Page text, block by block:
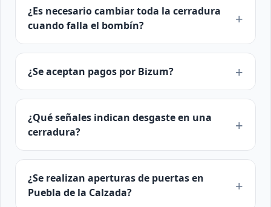
¿Es necesario cambiar toda la cerradura
cuando falla el bombín?
¿Se aceptan pagos por Bizum?
¿Qué señales indican desgaste en una
cerradura?
¿Se realizan aperturas de puertas en
Puebla de la Calzada?